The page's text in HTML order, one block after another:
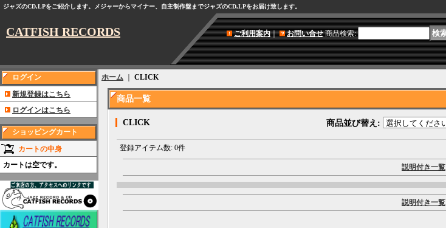
ジャズのCD,LPをご紹介します。メジャーからマイナー、自主制作盤までジャズのCD,LPをお届け致します。
CATFISH RECORDS ご利用案内｜ お問い合せ 商品検索:
ログイン
新規登録はこちら
ログインはこちら
ショッピングカート
カートの中身
カートは空です。
ホーム CLICK
商品一覧
CLICK 商品並び替え :
登録アイテム数: 0件
説明付き一覧
説明付き一覧